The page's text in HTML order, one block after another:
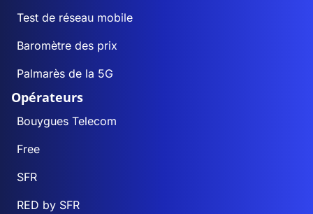
Test de réseau mobile
Baromètre des prix
Palmarès de la 5G
Opérateurs
Bouygues Telecom
Free
SFR
RED by SFR